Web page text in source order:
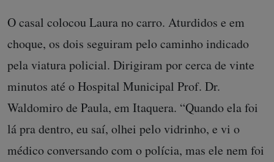
O casal colocou Laura no carro. Aturdidos e em
choque, os dois seguiram pelo caminho indicado
pela viatura policial. Dirigiram por cerca de vinte
minutos até o Hospital Municipal Prof. Dr.
Waldomiro de Paula, em Itaquera. “Quando ela foi
lá pra dentro, eu saí, olhei pelo vidrinho, e vi o
médico conversando com o polícia, mas ele nem foi